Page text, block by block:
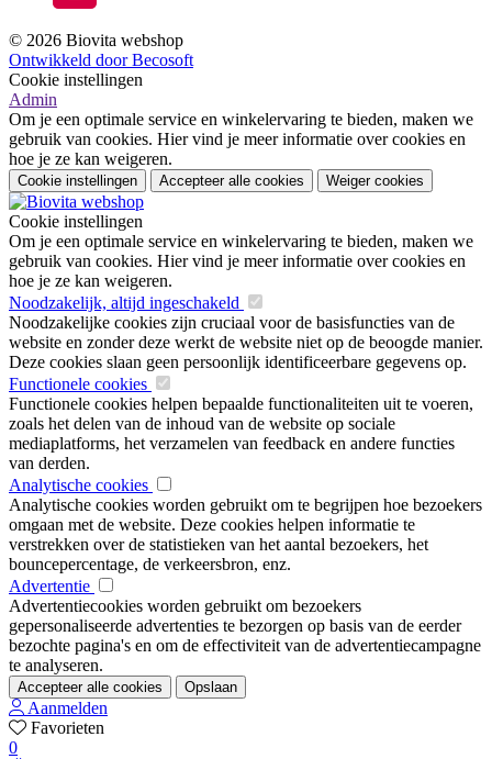
© 2026 Biovita webshop
Ontwikkeld door Becosoft
Cookie instellingen
Admin
Om je een optimale service en winkelervaring te bieden, maken we
gebruik van cookies. Hier vind je meer informatie over cookies en
hoe je ze kan weigeren.
Cookie instellingen Accepteer alle cookies Weiger cookies
Cookie instellingen
Om je een optimale service en winkelervaring te bieden, maken we
gebruik van cookies. Hier vind je meer informatie over cookies en
hoe je ze kan weigeren.
Noodzakelijk, altijd ingeschakeld
Noodzakelijke cookies zijn cruciaal voor de basisfuncties van de
website en zonder deze werkt de website niet op de beoogde manier.
Deze cookies slaan geen persoonlijk identificeerbare gegevens op.
Functionele cookies
Functionele cookies helpen bepaalde functionaliteiten uit te voeren,
zoals het delen van de inhoud van de website op sociale
mediaplatforms, het verzamelen van feedback en andere functies
van derden.
Analytische cookies
Analytische cookies worden gebruikt om te begrijpen hoe bezoekers
omgaan met de website. Deze cookies helpen informatie te
verstrekken over de statistieken van het aantal bezoekers, het
bouncepercentage, de verkeersbron, enz.
Advertentie
Advertentiecookies worden gebruikt om bezoekers
gepersonaliseerde advertenties te bezorgen op basis van de eerder
bezochte pagina's en om de effectiviteit van de advertentiecampagne
te analyseren.
Accepteer alle cookies Opslaan
Aanmelden
Favorieten
0